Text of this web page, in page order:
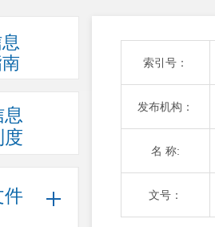
度
件
索引号：
发布机构：
名 称:
文号：